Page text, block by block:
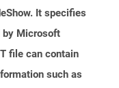
It specifies
by Microsoft
file can contain
such as